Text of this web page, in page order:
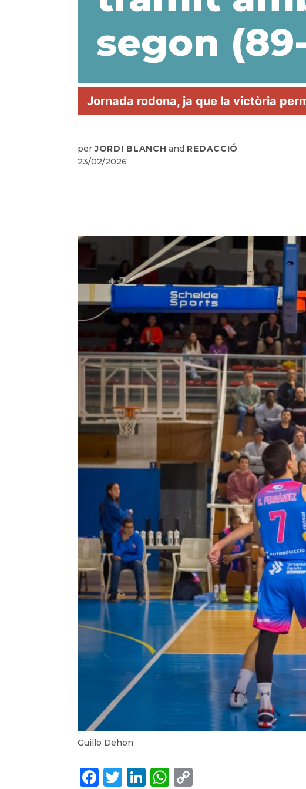
segon
Jornada rodona, ja que la victòria
per JORDI BLANCH and REDACCIÓ
23/02/2026
Guillo Dehon
Facebook
Twitter
LinkedIn
WhatsApp